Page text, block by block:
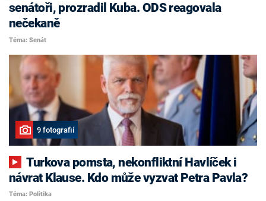
senátoři, prozradil Kuba. ODS reagovala
nečekaně
Téma: Senát
9 fotografií
Turkova pomsta, nekonfliktní Havlíček i
návrat Klause. Kdo může vyzvat Petra Pavla?
Téma: Politika